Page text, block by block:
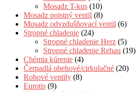
Mosadz T-kus (10)
Mosadz poistný ventil (8)
Mosadz odvzdušňovací ventil (6)
Stropné chladenie (24)
Stropné chladenie Herz (5)
Stropné chladenie Rehau (19)
Chémia kúrenie (4)
Čerpadlá obehové/cirkulačné (20)
Rohové ventily (8)
Eurotis (9)